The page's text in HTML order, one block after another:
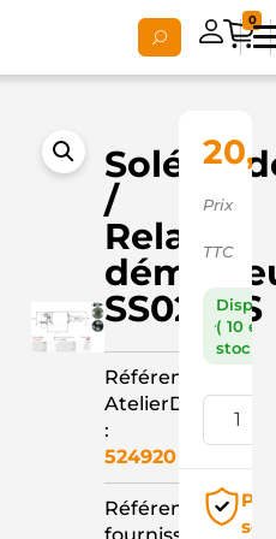
0
/
Relais
SS0273S
Référence
AtelierD
:
524920
Référence
Prix
TTC
( 10 en
stock )